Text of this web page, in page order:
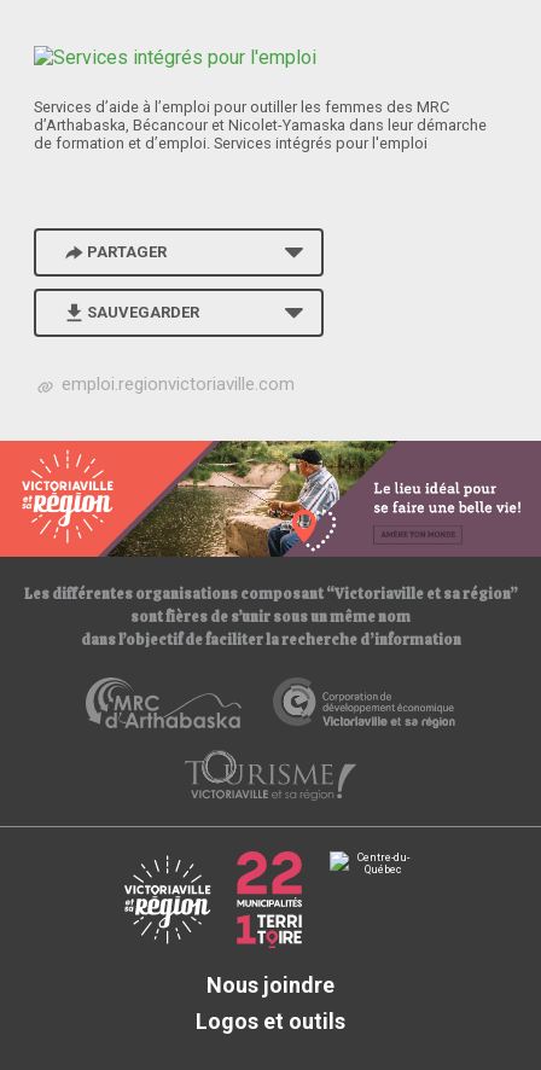
Services d’aide à l’emploi pour outiller les femmes des MRC
d’Arthabaska, Bécancour et Nicolet-Yamaska dans leur démarche
de formation et d’emploi. Services intégrés pour l'emploi
PARTAGER
SAUVEGARDER
h
p
s
:
/
/
emploi.regionvictoriaville.com
Les différentes organisations composant “Victoriaville et sa région”
sont fières de s’unir sous un même nom
dans l’objectif de faciliter la recherche d’information
Nous joindre
Logos et outils